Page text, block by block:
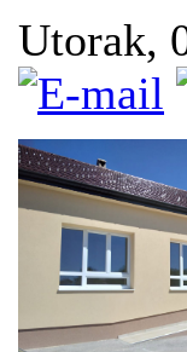
Utorak,